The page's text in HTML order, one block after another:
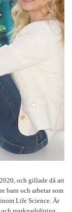
och gillade då att
barn och arbetar som
Life Science. Är